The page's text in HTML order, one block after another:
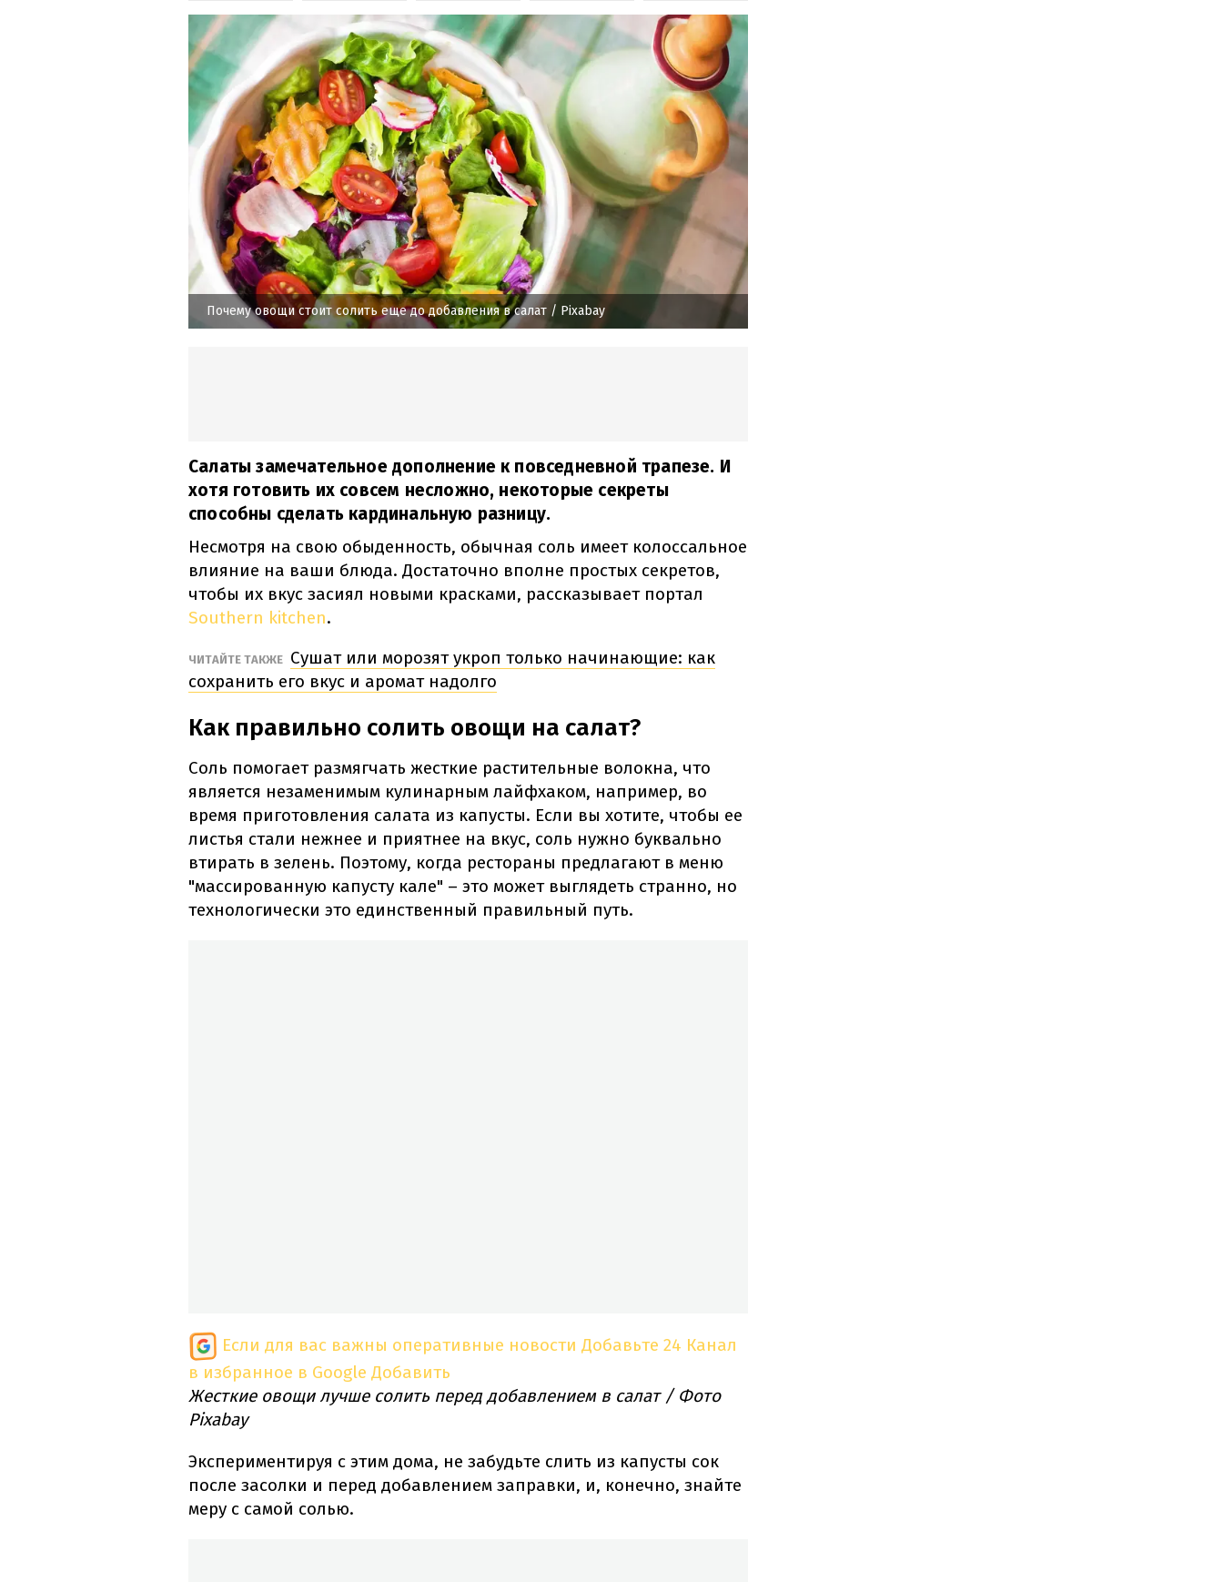
Почему овощи стоит солить еще до добавления в салат / Pixabay
Салаты замечательное дополнение к повседневной трапезе. И
хотя готовить их совсем несложно, некоторые секреты
способны сделать кардинальную разницу.
Несмотря на свою обыденность, обычная соль имеет колоссальное
влияние на ваши блюда. Достаточно вполне простых секретов,
чтобы их вкус засиял новыми красками, рассказывает портал
Southern kitchen.
ЧИТАЙТЕ ТАКЖЕ Сушат или морозят укроп только начинающие: как
сохранить его вкус и аромат надолго
Как правильно солить овощи на салат?
Соль помогает размягчать жесткие растительные волокна, что
является незаменимым кулинарным лайфхаком, например, во
время приготовления салата из капусты. Если вы хотите, чтобы ее
листья стали нежнее и приятнее на вкус, соль нужно буквально
втирать в зелень. Поэтому, когда рестораны предлагают в меню
"массированную капусту кале" – это может выглядеть странно, но
технологически это единственный правильный путь.
Если для вас важны оперативные новости Добавьте 24 Канал
в избранное в Google Добавить
Жесткие овощи лучше солить перед добавлением в салат / Фото
Pixabay
Экспериментируя с этим дома, не забудьте слить из капусты сок
после засолки и перед добавлением заправки, и, конечно, знайте
меру с самой солью.